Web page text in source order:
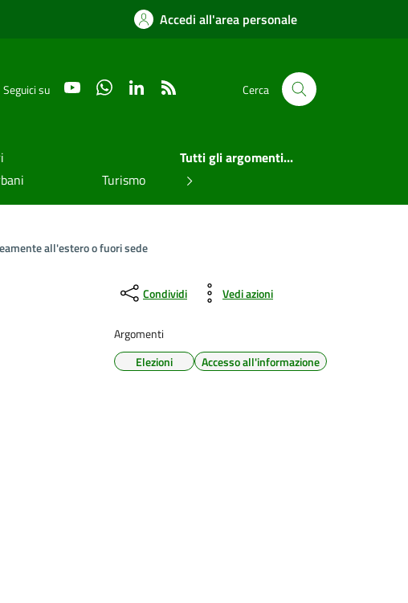
Accedi all'area personale
Seguici su YouTube WhatsAppLinkedIn Cerca
Turismo
Tutti gli argomenti...
all'estero o fuori sede
Condividi Vedi azioni
Argomenti
Elezioni
Accesso all'informazione